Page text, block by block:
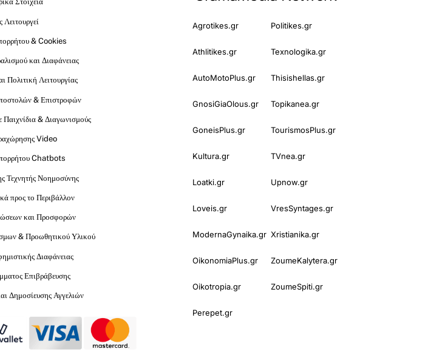
& Cookies
και Διαφάνειας
Πολιτική Λειτουργίας
& Επιστροφών
Παιχνίδια & Διαγωνισμούς
Video
Chatbots
Τεχνητής Νοημοσύνης
προς το Περιβάλλον
και Προσφορών
& Προωθητικού Υλικού
Διαφάνειας
Επιβράβευσης
Δημοσίευσης Αγγελιών
Agrotikes.gr Politikes.gr
Athlitikes.gr Texnologika.gr
AutoMotoPlus.gr Thisishellas.gr
GnosiGiaOlous.gr Topikanea.gr
GoneisPlus.gr TourismosPlus.gr
Kultura.gr TVnea.gr
Loatki.gr Upnow.gr
Loveis.gr VresSyntages.gr
ModernaGynaika.gr Xristianika.gr
OikonomiaPlus.gr ZoumeKalytera.gr
Oikotropia.gr ZoumeSpiti.gr
Perepet.gr